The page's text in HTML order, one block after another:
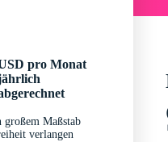
pro Monat
Maßstab
verlangen